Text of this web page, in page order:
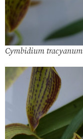
Cymbidium tracyanum